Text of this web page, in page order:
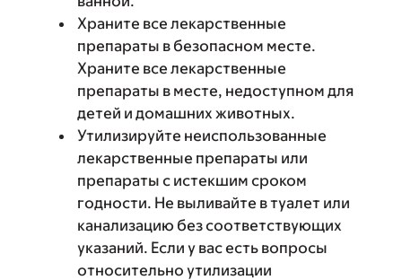
Храните все лекарственные
препараты в безопасном месте.
Храните все лекарственные
препараты в месте, недоступном для
детей и домашних животных.
Утилизируйте неиспользованные
лекарственные препараты или
препараты с истекшим сроком
годности. Не выливайте в туалет или
канализацию без соответствующих
указаний. Если у вас есть вопросы
относительно утилизации